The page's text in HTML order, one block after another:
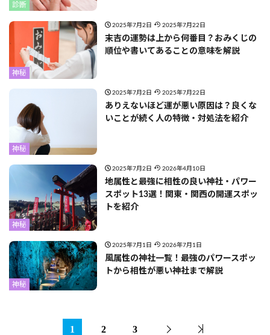
診断
神秘
2025年7月2日 2025年7月22日
末吉の運勢は上から何番目？おみくじの
順位や書いてあることの意味を解説
神秘
2025年7月2日 2025年7月22日
ありえないほど運が悪い原因は？良くな
いことが続く人の特徴・対処法を紹介
神秘
2025年7月2日 2026年4月10日
地属性と最強に相性の良い神社・パワー
スポット13選！関東・関西の開運スポッ
トを紹介
神秘
2025年7月1日 2026年7月1日
風属性の神社一覧！最強のパワースポッ
トから相性が悪い神社まで解説
1 2 3